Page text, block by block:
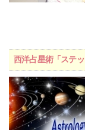
西洋占星術「ステ